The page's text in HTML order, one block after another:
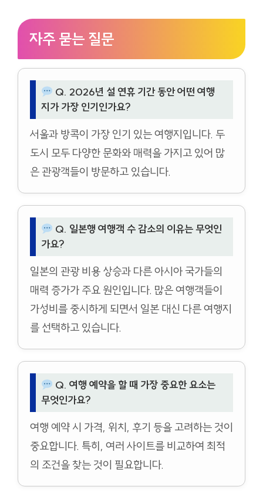
자주 묻는 질문
Q. 2026년 설 연휴 기간 동안 어떤 여행
지가 가장 인기인가요?
서울과 방콕이 가장 인기 있는 여행지입니다. 두
도시 모두 다양한 문화와 매력을 가지고 있어 많
은 관광객들이 방문하고 있습니다.
Q. 일본행 여행객 수 감소의 이유는 무엇인
가요?
일본의 관광 비용 상승과 다른 아시아 국가들의
매력 증가가 주요 원인입니다. 많은 여행객들이
가성비를 중시하게 되면서 일본 대신 다른 여행지
를 선택하고 있습니다.
Q. 여행 예약을 할 때 가장 중요한 요소는
무엇인가요?
여행 예약 시 가격, 위치, 후기 등을 고려하는 것이
중요합니다. 특히, 여러 사이트를 비교하여 최적
의 조건을 찾는 것이 필요합니다.